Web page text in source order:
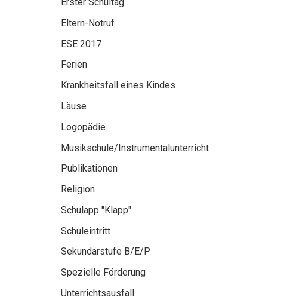
Eltern-Notruf
ESE 2017
Ferien
Krankheitsfall eines Kindes
Läuse
Logopädie
Musikschule/Instrumentalunterricht
Publikationen
Religion
Schulapp "Klapp"
Schuleintritt
Sekundarstufe B/E/P
Spezielle Förderung
Unterrichtsausfall